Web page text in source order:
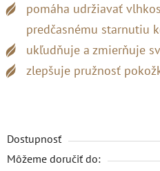
pomáha udržiavať
predčasnému starnutiu
ukľudňuje a zmierňuje
zlepšuje pružnosť
Dostupnosť
Môžeme doručiť do: